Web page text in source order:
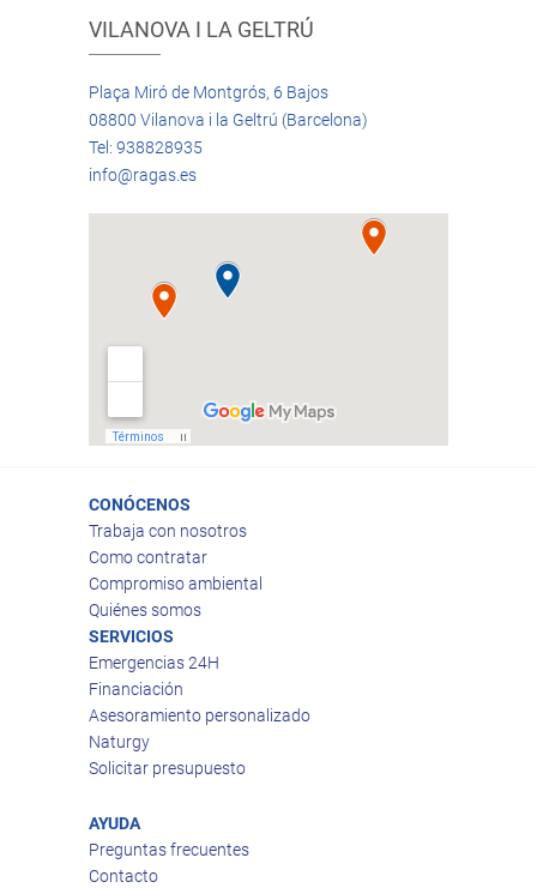
VILANOVA I LA GELTRÚ
Plaça Miró de Montgrós, 6 Bajos
08800 Vilanova i la Geltrú (Barcelona)
Tel: 938828935
info@ragas.es
CONÓCENOS
Trabaja con nosotros
Como contratar
Compromiso ambiental
Quiénes somos
SERVICIOS
Emergencias 24H
Financiación
Asesoramiento personalizado
Naturgy
Solicitar presupuesto
AYUDA
Preguntas frecuentes
Contacto